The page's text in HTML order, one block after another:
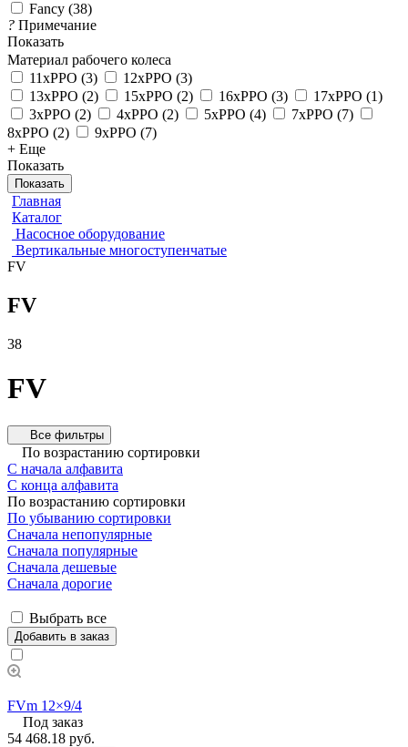
Fancy (38)
? Примечание
Показать
Материал рабочего колеса
11xPPO (3) 12xPPO (3)
13xPPO (2) 15xPPO (2) 16xPPO (3) 17xPPO (1)
3xPPO (2) 4xPPO (2) 5xPPO (4) 7xPPO (7)
8xPPO (2) 9xPPO (7)
+ Еще
Показать
Показать
Главная
Каталог
Насосное оборудование
Вертикальные многоступенчатые
FV
FV
38
FV
Все фильтры
По возрастанию сортировки
С начала алфавита
С конца алфавита
По возрастанию сортировки
По убыванию сортировки
Сначала непопулярные
Сначала популярные
Сначала дешевые
Сначала дорогие
Выбрать все
Добавить в заказ
FVm 12×9/4
Под заказ
54 468.18 руб.